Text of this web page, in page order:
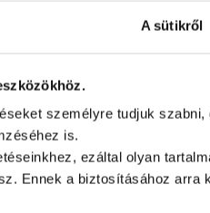
A sütikről
személyre tudjuk szabni,
is.
ezáltal olyan
Ennek a biztosításához arra